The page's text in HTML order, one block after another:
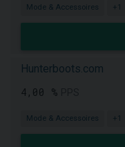
Mode & Accessoires +1
Hunterboots.com
4,00 %
Mode & Accessoires +1